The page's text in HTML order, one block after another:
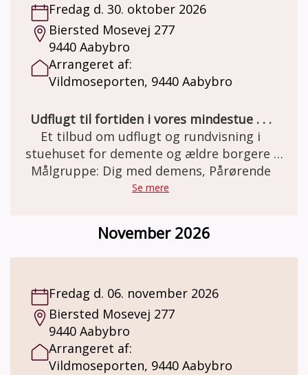
MELSEN Fonden.
Fredag d. 30. oktober 2026
Biersted Mosevej 277
9440 Aabybro
Arrangeret af:
Vildmoseporten, 9440 Aabybro
Udflugt til fortiden i vores mindestue . . .
Et tilbud om udflugt og rundvisning i
stuehuset for demente og ældre borgere .
Den gamle staldgård er totalrenoveret og
indrettet som besøgs- og oplevelsescenter.
MELSEN Fonden.
Målgruppe: Dig med demens, Pårørende
Se mere
November 2026
Fredag d. 06. november 2026
Biersted Mosevej 277
9440 Aabybro
Arrangeret af:
Vildmoseporten, 9440 Aabybro